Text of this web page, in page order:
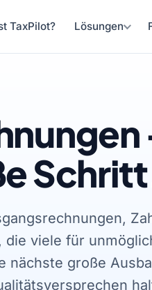
TaxPilot? Lösungen
viele für
nächste große